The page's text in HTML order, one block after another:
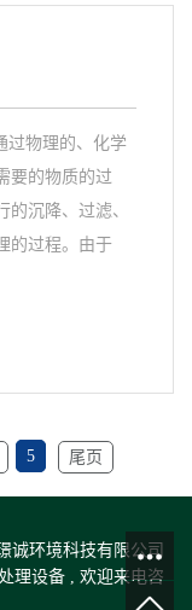
过物理的、化学
要的物质的过
沉降、过滤、
的过程。由于
5 尾页
诚环境科技有限公司
理设备 , 欢迎来电咨